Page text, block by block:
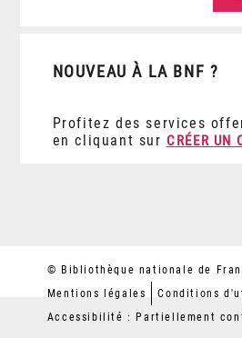
NOUVEAU À LA BNF ?
Profitez des services
en cliquant sur CRÉER UN
© Bibliothèque nationale de
Mentions légales
Conditions
Accessibilité : Partiellement